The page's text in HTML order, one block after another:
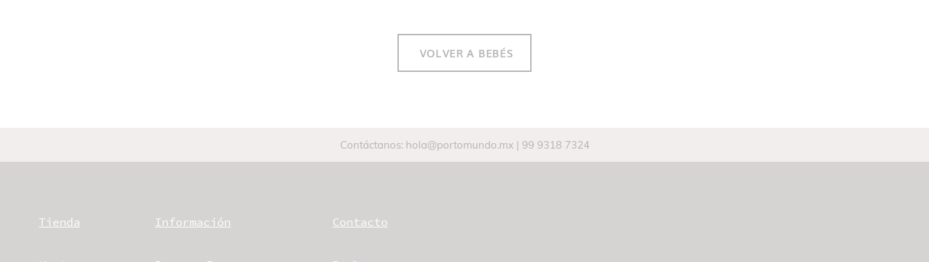
VOLVER A BEBÉS
Contáctanos: hola@portomundo.mx | 99 9318 7324
Tienda Información Contacto